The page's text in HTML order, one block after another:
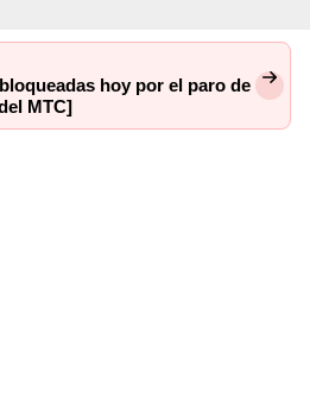
hoy por el paro de
MTC]